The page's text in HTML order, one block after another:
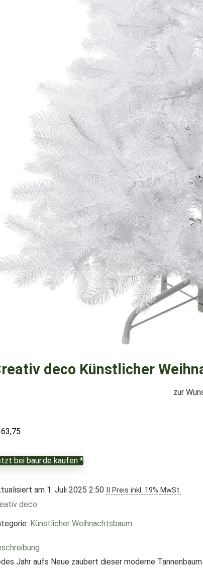
deco Künstlicher
zur
bei baur.de kaufen *
am 1. Juli 2025 2:50 II Preis inkl. 19% MwSt.
deco
Künstlicher Weihnachtsbaum
Jahr aufs Neue zaubert dieser moderne